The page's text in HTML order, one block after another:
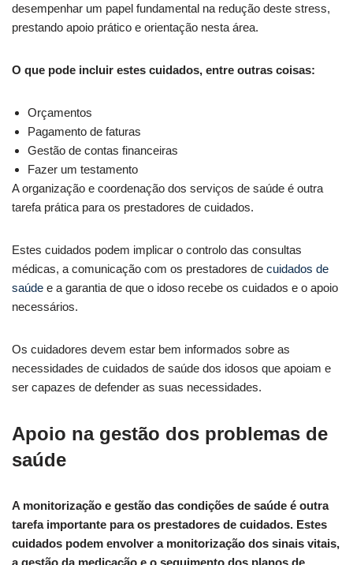
desempenhar um papel fundamental na redução deste stress,
prestando apoio prático e orientação nesta área.
O que pode incluir estes cuidados, entre outras coisas:
Orçamentos
Pagamento de faturas
Gestão de contas financeiras
Fazer um testamento
A organização e coordenação dos serviços de saúde é outra
tarefa prática para os prestadores de cuidados.
Estes cuidados podem implicar o controlo das consultas
médicas, a comunicação com os prestadores de cuidados de
saúde e a garantia de que o idoso recebe os cuidados e o apoio
necessários.
Os cuidadores devem estar bem informados sobre as
necessidades de cuidados de saúde dos idosos que apoiam e
ser capazes de defender as suas necessidades.
Apoio na gestão dos problemas de
saúde
A monitorização e gestão das condições de saúde é outra
tarefa importante para os prestadores de cuidados. Estes
cuidados podem envolver a monitorização dos sinais vitais,
a gestão da medicação e o seguimento dos planos de